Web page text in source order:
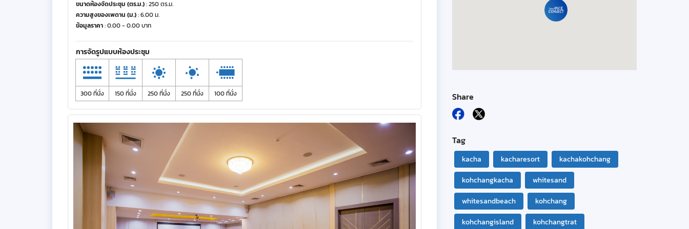
ขนาดห้องจัดประชุม (ตร.ม.): 250 ตร.ม.
ความสูงของเพดาน (ม.): 6.00 ม.
ข้อมูลราคา: 0.00 - 0.00 บาท
การจัดรูปแบบห้องประชุม
300 ที่นั่ง 150 ที่นั่ง 250 ที่นั่ง 250 ที่นั่ง 100 ที่นั่ง Share
Tag
kacha kacharesort
kachakohchang
kohchangkacha
whitesand
whitesandbeach
kohchang
kohchangisland
kohchangtrat